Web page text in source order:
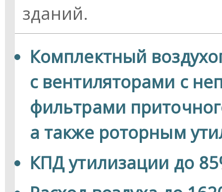
зданий.
Комплектный
с вентиляторами с
фильтрами
а также роторным
КПД утилизации до